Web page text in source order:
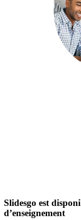
Slidesgo est
d’enseignement